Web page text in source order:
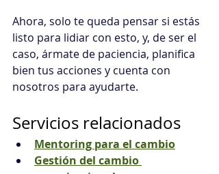
Ahora, solo te queda pensar si estás
listo para lidiar con esto, y, de ser el
caso, ármate de paciencia, planifica
bien tus acciones y cuenta con
nosotros para ayudarte.
Servicios relacionados
Mentoring para el cambio
Gestión del cambio